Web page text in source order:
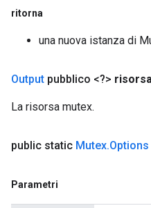
ritorna
una nuova istanza di
Output pubblico <?>
La risorsa mutex.
public static Mutex.Options
Parametri